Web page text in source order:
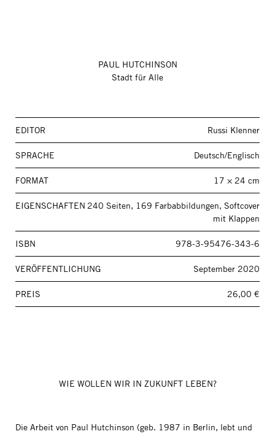
PAUL HUTCHINSON
Stadt für Alle
EDITOR Russi Klenner
SPRACHE Deutsch/Englisch
FORMAT 17 × 24 cm
EIGENSCHAFTEN 240 Seiten, 169 Farbabbildungen, Softcover
mit Klappen
ISBN 978-3-95476-343-6
VERÖFFENTLICHUNG September 2020
PREIS 26,00 €
WIE WOLLEN WIR IN ZUKUNFT LEBEN?
Die Arbeit von Paul Hutchinson (geb. 1987 in Berlin, lebt und